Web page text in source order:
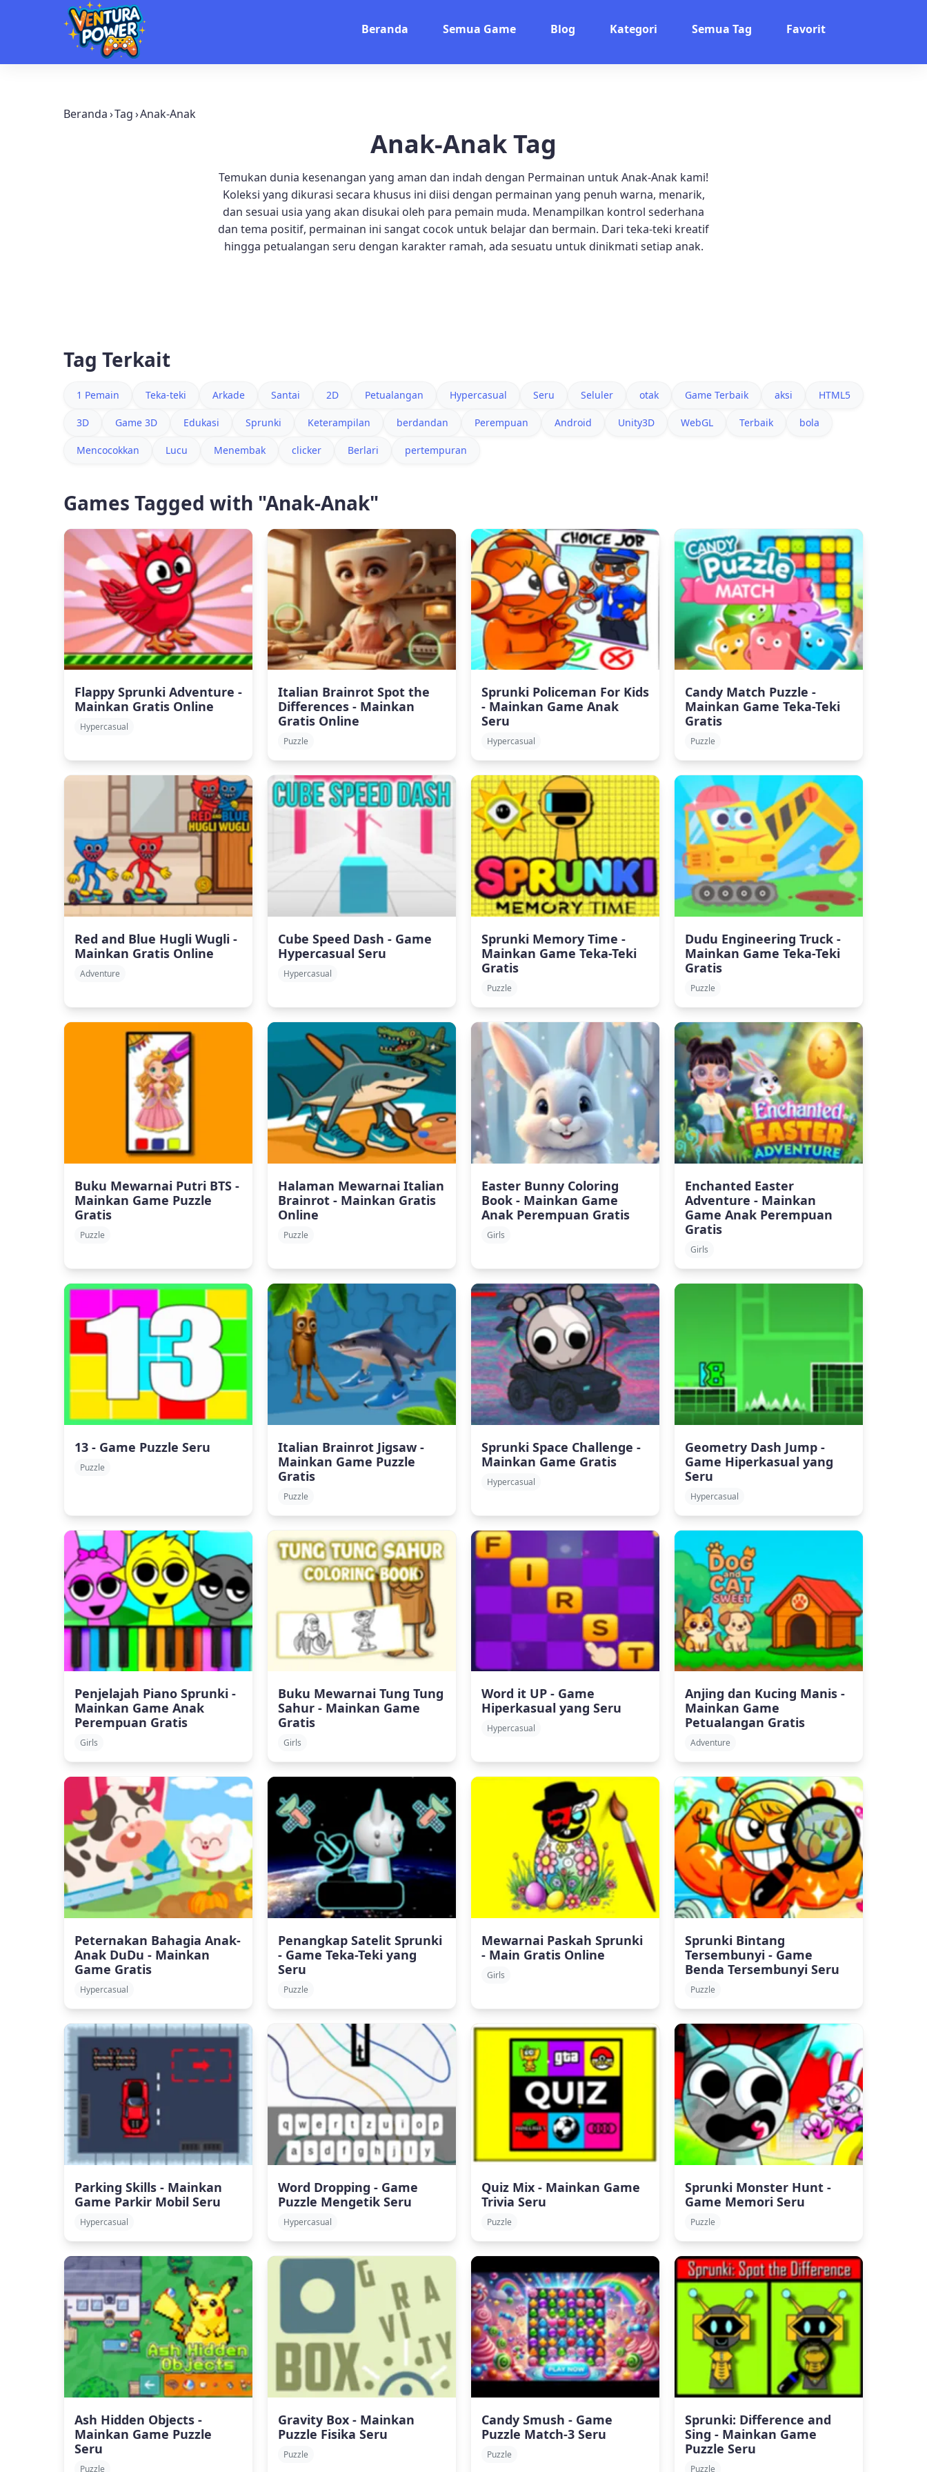
Beranda Semua Game Blog Kategori Semua Tag Favorit
Beranda›Tag›Anak-Anak
Anak-Anak Tag
Temukan dunia kesenangan yang aman dan indah dengan Permainan untuk Anak-Anak kami!
Koleksi yang dikurasi secara khusus ini diisi dengan permainan yang penuh warna, menarik,
dan sesuai usia yang akan disukai oleh para pemain muda. Menampilkan kontrol sederhana
dan tema positif, permainan ini sangat cocok untuk belajar dan bermain. Dari teka-teki kreatif
hingga petualangan seru dengan karakter ramah, ada sesuatu untuk dinikmati setiap anak.
Tag Terkait
1 Pemain Teka-teki Arkade Santai 2D Petualangan Hypercasual Seru Seluler otak Game Terbaik aksi HTML5
3D Game 3D Edukasi Sprunki Keterampilan berdandan Perempuan Android Unity3D WebGL Terbaik bola
Mencocokkan Lucu Menembak clicker Berlari pertempuran
Games Tagged with "Anak-Anak"
Flappy Sprunki Adventure -
Mainkan Gratis Online
Hypercasual
Italian Brainrot Spot the
Differences - Mainkan
Gratis Online
Puzzle
Sprunki Policeman For Kids
- Mainkan Game Anak
Seru
Hypercasual
Candy Match Puzzle -
Mainkan Game Teka-Teki
Gratis
Puzzle
Red and Blue Hugli Wugli -
Mainkan Gratis Online
Adventure
Cube Speed Dash - Game
Hypercasual Seru
Hypercasual
Sprunki Memory Time -
Mainkan Game Teka-Teki
Gratis
Puzzle
Dudu Engineering Truck -
Mainkan Game Teka-Teki
Gratis
Puzzle
Buku Mewarnai Putri BTS -
Mainkan Game Puzzle
Gratis
Puzzle
Halaman Mewarnai Italian
Brainrot - Mainkan Gratis
Online
Puzzle
Easter Bunny Coloring
Book - Mainkan Game
Anak Perempuan Gratis
Girls
Enchanted Easter
Adventure - Mainkan
Game Anak Perempuan
Gratis
Girls
13 - Game Puzzle Seru
Puzzle
Italian Brainrot Jigsaw -
Mainkan Game Puzzle
Gratis
Puzzle
Sprunki Space Challenge -
Mainkan Game Gratis
Hypercasual
Geometry Dash Jump -
Game Hiperkasual yang
Seru
Hypercasual
Penjelajah Piano Sprunki -
Mainkan Game Anak
Perempuan Gratis
Girls
Buku Mewarnai Tung Tung
Sahur - Mainkan Game
Gratis
Girls
Word it UP - Game
Hiperkasual yang Seru
Hypercasual
Anjing dan Kucing Manis -
Mainkan Game
Petualangan Gratis
Adventure
Peternakan Bahagia Anak-
Anak DuDu - Mainkan
Game Gratis
Hypercasual
Penangkap Satelit Sprunki
- Game Teka-Teki yang
Seru
Puzzle
Mewarnai Paskah Sprunki
- Main Gratis Online
Girls
Sprunki Bintang
Tersembunyi - Game
Benda Tersembunyi Seru
Puzzle
Parking Skills - Mainkan
Game Parkir Mobil Seru
Hypercasual
Word Dropping - Game
Puzzle Mengetik Seru
Hypercasual
Quiz Mix - Mainkan Game
Trivia Seru
Puzzle
Sprunki Monster Hunt -
Game Memori Seru
Puzzle
Ash Hidden Objects -
Mainkan Game Puzzle
Seru
Puzzle
Gravity Box - Mainkan
Puzzle Fisika Seru
Puzzle
Candy Smush - Game
Puzzle Match-3 Seru
Puzzle
Sprunki: Difference and
Sing - Mainkan Game
Puzzle Seru
Puzzle